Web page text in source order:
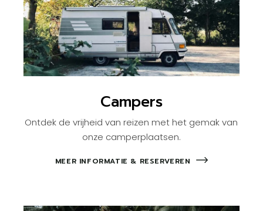
Campers
Ontdek de vrijheid van reizen met het gemak van
onze camperplaatsen.
MEER INFORMATIE & RESERVEREN